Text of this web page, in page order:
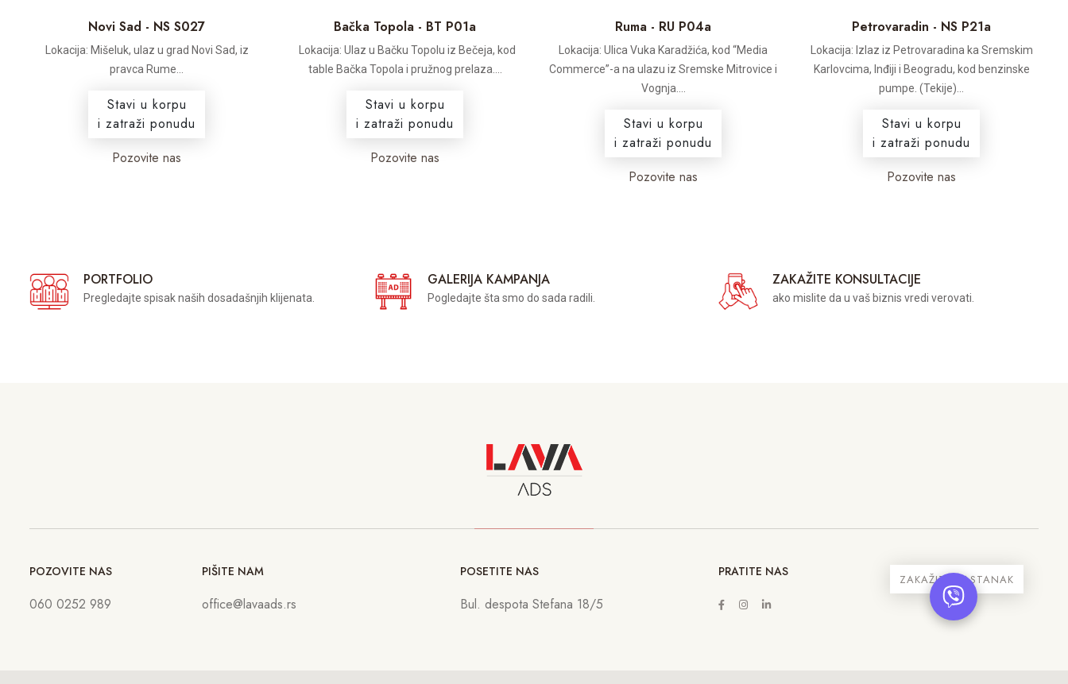
Novi Sad - NS S027
Lokacija: Mišeluk, ulaz u grad Novi Sad, iz
pravca Rume...
Stavi u korpu
i zatraži ponudu
Pozovite nas
Bačka Topola - BT P01a
Lokacija: Ulaz u Bačku Topolu iz Bečeja, kod
table Bačka Topola i pružnog prelaza....
Stavi u korpu
i zatraži ponudu
Pozovite nas
Ruma - RU P04a
Lokacija: Ulica Vuka Karadžića, kod “Media
Commerce”-a na ulazu iz Sremske Mitrovice i
Vognja....
Stavi u korpu
i zatraži ponudu
Pozovite nas
Petrovaradin - NS P21a
Lokacija: Izlaz iz Petrovaradina ka Sremskim
Karlovcima, Inđiji i Beogradu, kod benzinske
pumpe. (Tekije)...
Stavi u korpu
i zatraži ponudu
Pozovite nas
PORTFOLIO
Pregledajte spisak naših dosadašnjih klijenata.
GALERIJA KAMPANJA
Pogledajte šta smo do sada radili.
ZAKAŽITE KONSULTACIJE
ako mislite da u vaš biznis vredi verovati.
POZOVITE NAS
060 0252 989
PIŠITE NAM
office@lavaads.rs
POSETITE NAS
Bul. despota Stefana 18/5
PRATITE NAS
ZAKAŽITE SASTANAK